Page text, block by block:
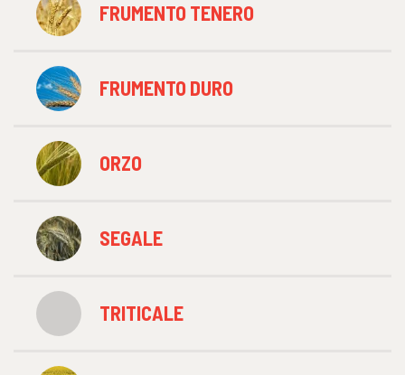
FRUMENTO TENERO
FRUMENTO DURO
ORZO
SEGALE
TRITICALE